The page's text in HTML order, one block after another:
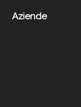
Aziende